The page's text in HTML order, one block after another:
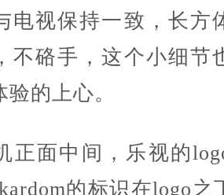
电视保持一致，长方
不硌手，这个小细节
的上心。
面中间，乐视的
的标识在logo之